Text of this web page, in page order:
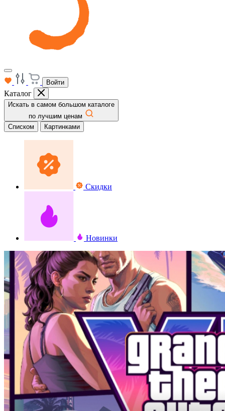
Войти
Каталог
Искать в самом большом каталоге
по лучшим ценам
Списком
Картинками
Скидки
Новинки